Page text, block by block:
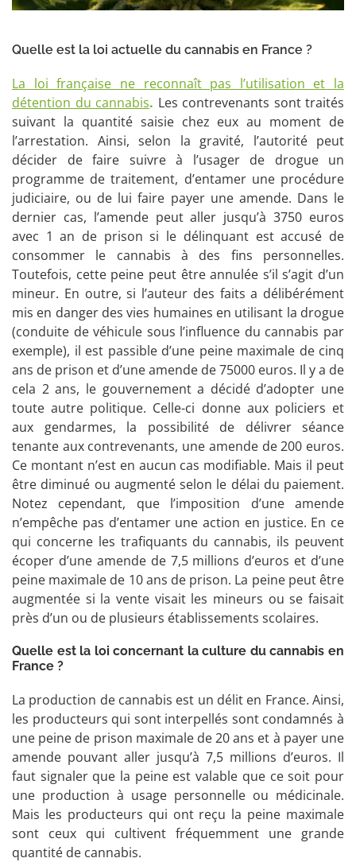
Quelle est la loi actuelle du cannabis en France ?
La loi française ne reconnaît pas l’utilisation et la
détention du cannabis. Les contrevenants sont traités
suivant la quantité saisie chez eux au moment de
l’arrestation. Ainsi, selon la gravité, l’autorité peut
décider de faire suivre à l’usager de drogue un
programme de traitement, d’entamer une procédure
judiciaire, ou de lui faire payer une amende. Dans le
dernier cas, l’amende peut aller jusqu’à 3750 euros
avec 1 an de prison si le délinquant est accusé de
consommer le cannabis à des fins personnelles.
Toutefois, cette peine peut être annulée s’il s’agit d’un
mineur. En outre, si l’auteur des faits a délibérément
mis en danger des vies humaines en utilisant la drogue
(conduite de véhicule sous l’influence du cannabis par
exemple), il est passible d’une peine maximale de cinq
ans de prison et d’une amende de 75000 euros. Il y a de
cela 2 ans, le gouvernement a décidé d’adopter une
toute autre politique. Celle-ci donne aux policiers et
aux gendarmes, la possibilité de délivrer séance
tenante aux contrevenants, une amende de 200 euros.
Ce montant n’est en aucun cas modifiable. Mais il peut
être diminué ou augmenté selon le délai du paiement.
Notez cependant, que l’imposition d’une amende
n’empêche pas d’entamer une action en justice. En ce
qui concerne les trafiquants du cannabis, ils peuvent
écoper d’une amende de 7,5 millions d’euros et d’une
peine maximale de 10 ans de prison. La peine peut être
augmentée si la vente visait les mineurs ou se faisait
près d’un ou de plusieurs établissements scolaires.
Quelle est la loi concernant la culture du cannabis en
France ?
La production de cannabis est un délit en France. Ainsi,
les producteurs qui sont interpellés sont condamnés à
une peine de prison maximale de 20 ans et à payer une
amende pouvant aller jusqu’à 7,5 millions d’euros. Il
faut signaler que la peine est valable que ce soit pour
une production à usage personnelle ou médicinale.
Mais les producteurs qui ont reçu la peine maximale
sont ceux qui cultivent fréquemment une grande
quantité de cannabis.